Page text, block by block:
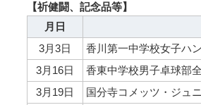
【祈健闘、記念品等】
月日
3月3日
香川第一中学校女子ハ
3月16日
香東中学校男子卓球部
3月19日
国分寺コメッツ・ジュ